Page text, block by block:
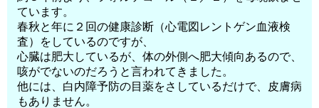
ています。
春秋と年に２回の健康診断（心電図レントゲン血液検
査）をしているのですが、
心臓は肥大しているが、体の外側へ肥大傾向あるので、
咳がでないのだろうと言われてきました。
他には、白内障予防の目薬をさしているだけで、皮膚病
もありません。